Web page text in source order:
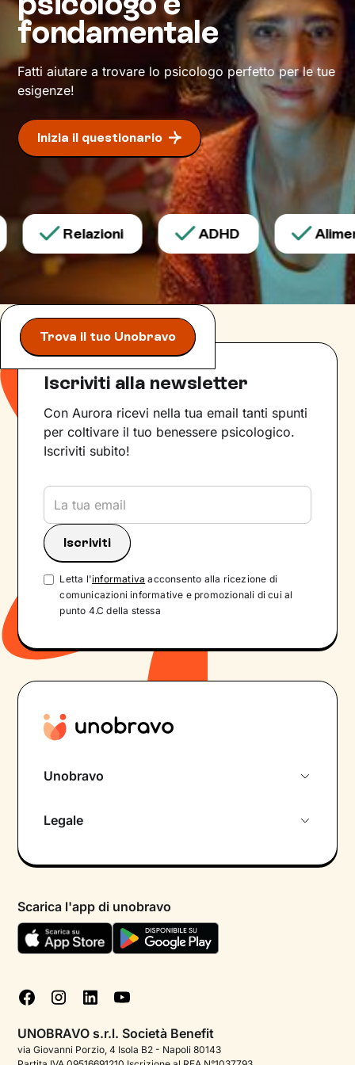
fondamentale
Fatti aiutare a trovare lo psicologo perfetto per le tue
esigenze!
Inizia il questionario
Relazioni ADHD
Trova il tuo Unobravo
Iscriviti alla newsletter
Con Aurora ricevi nella tua email tanti spunti
per coltivare il tuo benessere psicologico.
Iscriviti subito!
Letta l'informativa acconsento alla ricezione di
comunicazioni informative e promozionali di cui al
punto 4.C della stessa
Unobravo
Psicologo in chat
Aiuto urgente
FAQ
Podcast di psicologia
Legale
Termini e condizioni
Informativa Privacy
Cookie policy
Gestisci cookie
Scarica l'app di unobravo
UNOBRAVO s.r.l. Società Benefit
via Giovanni Porzio, 4 Isola B2 - Napoli 80143